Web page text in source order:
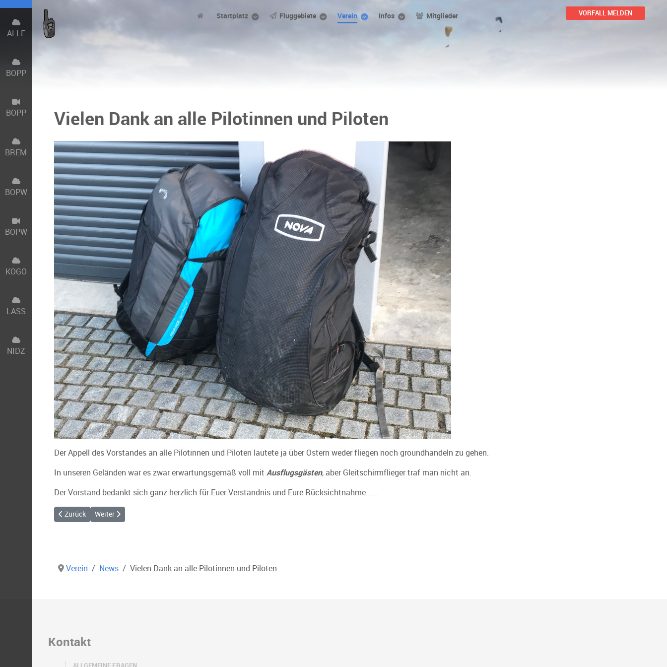
Startplatz Fluggebiete Verein Infos Mitglieder VORFALL MELDEN
Vielen Dank an alle Pilotinnen und Piloten
Der Appell des Vorstandes an alle Pilotinnen und Piloten lautete ja über Ostern weder fliegen noch groundhandeln zu gehen.
In unseren Geländen war es zwar erwartungsgemäß voll mit Ausflugsgästen, aber Gleitschirmflieger traf man nicht an.
Der Vorstand bedankt sich ganz herzlich für Euer Verständnis und Eure Rücksichtnahme......
Vorheriger Beitrag: Auf den Rosenberg darf nicht mehr hochgefahren werden.
Zurück Nächster Beitrag: Die XC Saison ist eröffnet
Weiter
Verein News Vielen Dank an alle Pilotinnen und Piloten
Kontakt
ALLGEMEINE FRAGEN
ALLE
BOPP
BOPP
BREM
BOPW
BOPW
KOGO
LASS
NIDZ